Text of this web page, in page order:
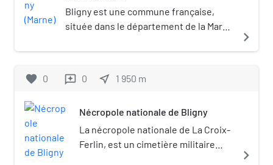
Bligny est une commune française,
située dans le département de la Marne
navigate_next
favorite 0 reviews 0 near_me 1 950 m
Nécropole nationale de Bligny
La nécropole nationale de La Croix-
Ferlin, est un cimetière militaire
navigate_next